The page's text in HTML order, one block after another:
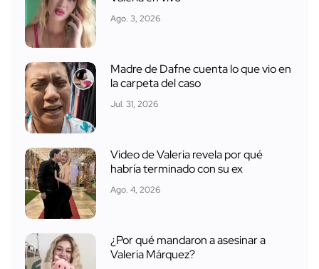
Ago. 3, 2026
Madre de Dafne cuenta lo que vio en
la carpeta del caso
Jul. 31, 2026
Video de Valeria revela por qué
habría terminado con su ex
Ago. 4, 2026
¿Por qué mandaron a asesinar a
Valeria Márquez?